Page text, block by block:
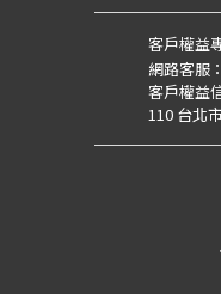
客戶權益
網路客服：
客戶權益
110 台北